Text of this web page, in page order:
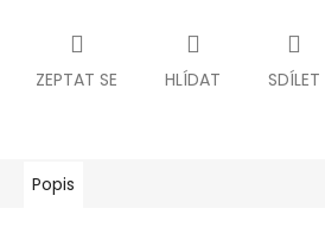
ZEPTAT SE HLÍDAT SDÍLET
Popis